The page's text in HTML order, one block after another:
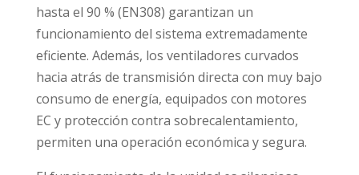
hasta el 90 % (EN308) garantizan un
funcionamiento del sistema extremadamente
eficiente. Además, los ventiladores curvados
hacia atrás de transmisión directa con muy bajo
consumo de energía, equipados con motores
EC y protección contra sobrecalentamiento,
permiten una operación económica y segura.